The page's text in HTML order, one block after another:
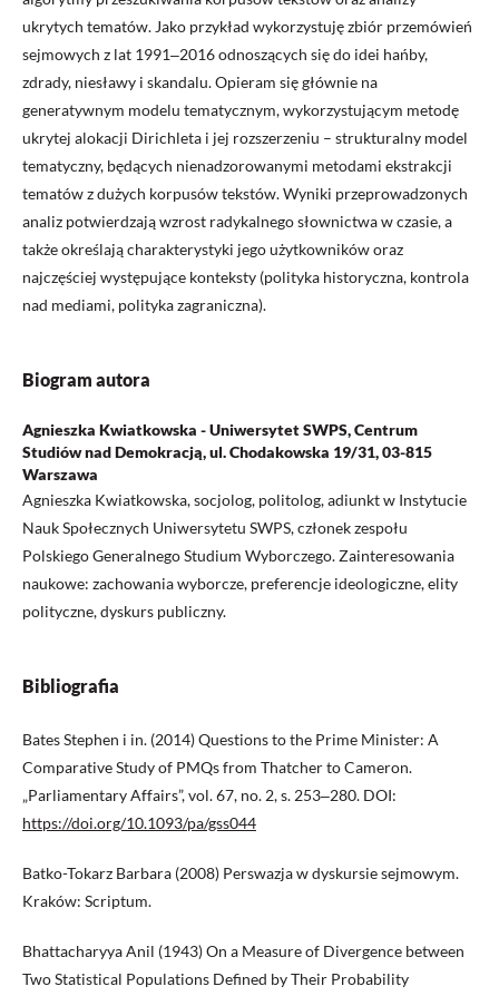
ukrytych tematów. Jako przykład wykorzystuję zbiór przemówień
sejmowych z lat 1991‒2016 odnoszących się do idei hańby,
zdrady, niesławy i skandalu. Opieram się głównie na
generatywnym modelu tematycznym, wykorzystującym metodę
ukrytej alokacji Dirichleta i jej rozszerzeniu – strukturalny model
tematyczny, będących nienadzorowanymi metodami ekstrakcji
tematów z dużych korpusów tekstów. Wyniki przeprowadzonych
analiz potwierdzają wzrost radykalnego słownictwa w czasie, a
także określają charakterystyki jego użytkowników oraz
najczęściej występujące konteksty (polityka historyczna, kontrola
nad mediami, polityka zagraniczna).
Biogram autora
Agnieszka Kwiatkowska - Uniwersytet SWPS, Centrum
Studiów nad Demokracją, ul. Chodakowska 19/31, 03-815
Warszawa
Agnieszka Kwiatkowska, socjolog, politolog, adiunkt w Instytucie
Nauk Społecznych Uniwersytetu SWPS, członek zespołu
Polskiego Generalnego Studium Wyborczego. Zainteresowania
naukowe: zachowania wyborcze, preferencje ideologiczne, elity
polityczne, dyskurs publiczny.
Bibliografia
Bates Stephen i in. (2014) Questions to the Prime Minister: A
Comparative Study of PMQs from Thatcher to Cameron.
„Parliamentary Affairs”, vol. 67, no. 2, s. 253‒280. DOI:
https://doi.org/10.1093/pa/gss044
Batko-Tokarz Barbara (2008) Perswazja w dyskursie sejmowym.
Kraków: Scriptum.
Bhattacharyya Anil (1943) On a Measure of Divergence between
Two Statistical Populations Defined by Their Probability